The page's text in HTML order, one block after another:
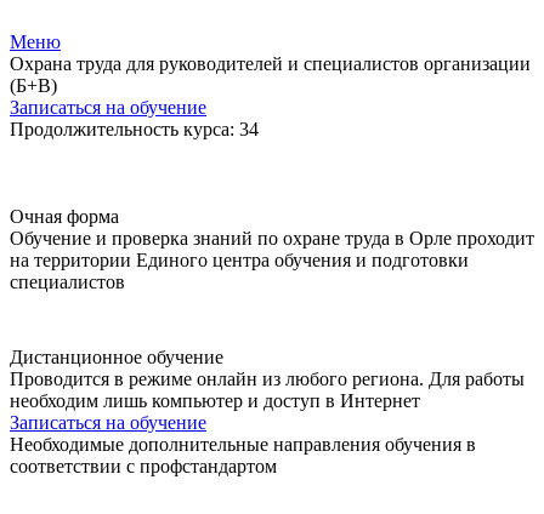
Меню
Охрана труда для руководителей и специалистов организации
(Б+В)
Записаться на обучение
Продолжительность курса: 34
Очная форма
Обучение и проверка знаний по охране труда в Орле проходит
на территории Единого центра обучения и подготовки
специалистов
Дистанционное обучение
Проводится в режиме онлайн из любого региона. Для работы
необходим лишь компьютер и доступ в Интернет
Записаться на обучение
Необходимые дополнительные направления обучения в
соответствии с профстандартом